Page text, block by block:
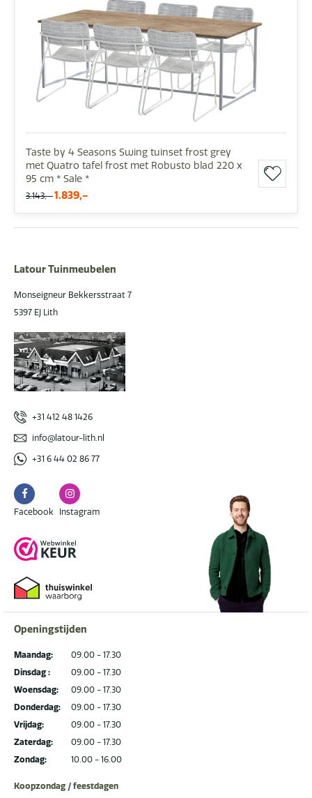
Taste by 4 Seasons Swing tuinset frost grey
met Quatro tafel frost met Robusto blad 220 x
95 cm * Sale *
3.143,- 1.839,-
Latour Tuinmeubelen
Monseigneur Bekkersstraat 7
5397 EJ Lith
+31 412 48 1426
info@latour-lith.nl
+31 6 44 02 86 77
Facebook
Facebook
Instagram
Instagram
Openingstijden
Maandag:
Dinsdag :
Woensdag:
Donderdag:
Vrijdag:
Zaterdag:
Zondag:
09.00 - 17.30
09.00 - 17.30
09.00 - 17.30
09.00 - 17.30
09.00 - 17.30
09.00 - 17.30
10.00 - 16.00
Koopzondag / feestdagen